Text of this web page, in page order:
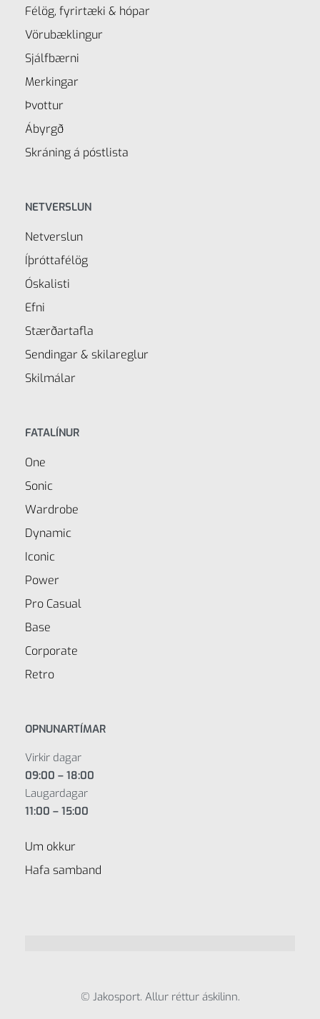
Félög, fyrirtæki & hópar
Vörubæklingur
Sjálfbærni
Merkingar
Þvottur
Ábyrgð
Skráning á póstlista
NETVERSLUN
Netverslun
Íþróttafélög
Óskalisti
Efni
Stærðartafla
Sendingar & skilareglur
Skilmálar
FATALÍNUR
One
Sonic
Wardrobe
Dynamic
Iconic
Power
Pro Casual
Base
Corporate
Retro
OPNUNARTÍMAR
Virkir dagar
09:00 – 18:00
Laugardagar
11:00 – 15:00
Um okkur
Hafa samband
© Jakosport. Allur réttur áskilinn.